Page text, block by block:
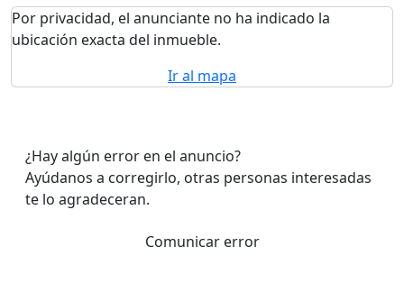
Por privacidad, el anunciante no ha indicado la
ubicación exacta del inmueble.
Ir al mapa
¿Hay algún error en el anuncio?
Ayúdanos a corregirlo, otras personas interesadas
te lo agradeceran.
Comunicar error